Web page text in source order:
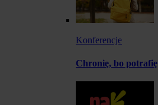
Konferencje
Chronię, bo potrafię